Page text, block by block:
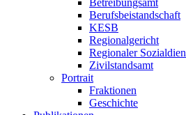
Betreibungsamt
Berufsbeistandschaft
KESB
Regionalgericht
Regionaler
Zivilstandsamt
Portrait
Fraktionen
Geschichte